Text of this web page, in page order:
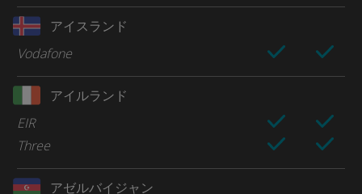
アイスランド
Vodafone
アイルランド
EIR
Three
アゼルバイジャン